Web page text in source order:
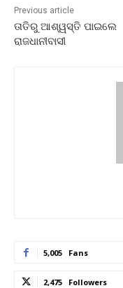
Previous article
ତାତିରୁ ଆଶ୍ୱସ୍ତି ପାଇଲେ
ରାଜଧାନୀବାସୀ
5,005 Fans
2,475 Followers